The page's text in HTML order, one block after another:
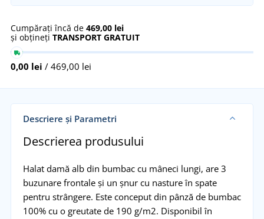
Cumpărați încă de 469,00 lei
și obțineți TRANSPORT GRATUIT
0,00 lei / 469,00 lei
Descriere și Parametri
Descrierea produsului
Halat damă alb din bumbac cu mâneci lungi, are 3
buzunare frontale și un șnur cu nasture în spate
pentru strângere. Este conceput din pânză de bumbac
100% cu o greutate de 190 g/m2. Disponibil în